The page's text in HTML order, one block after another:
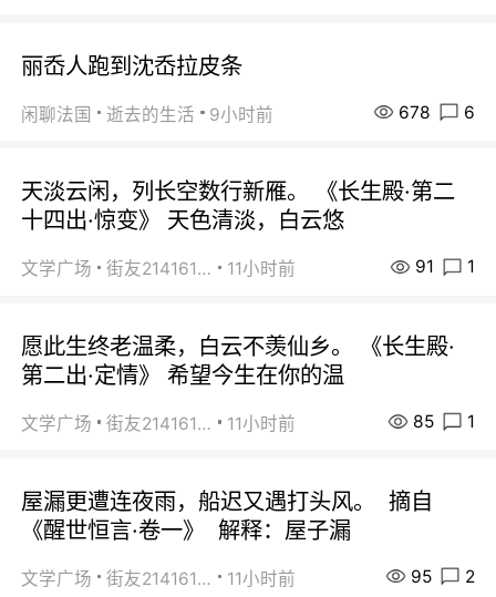
丽岙人跑到沈岙拉皮条
闲聊法国 逝去的生活 9小时前 678 6
天淡云闲，列长空数行新雁。 《长生殿·第二
十四出·惊变》 天色清淡，白云悠
文学广场 街友21416156 11小时前 91 1
愿此生终老温柔，白云不羡仙乡。 《长生殿·
第二出·定情》 希望今生在你的温
文学广场 街友21416156 11小时前 85 1
屋漏更遭连夜雨，船迟又遇打头风。 摘自
《醒世恒言·卷一》 解释：屋子漏
文学广场 街友21416156 11小时前 95 2